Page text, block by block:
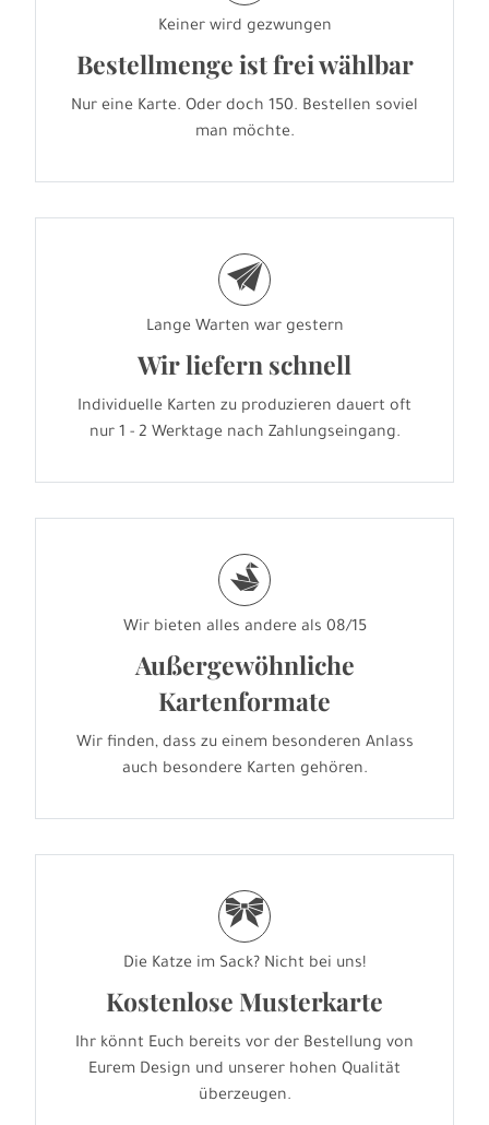
Keiner wird gezwungen
Bestellmenge ist frei wählbar
Nur eine Karte. Oder doch 150. Bestellen soviel
man möchte.
e
Lange Warten war gestern
Wir liefern schnell
Individuelle Karten zu produzieren dauert oft
nur 1 - 2 Werktage nach Zahlungseingang.
s
Wir bieten alles andere als 08/15
Außergewöhnliche
Kartenformate
Wir finden, dass zu einem besonderen Anlass
auch besondere Karten gehören.
r
Die Katze im Sack? Nicht bei uns!
Kostenlose Musterkarte
Ihr könnt Euch bereits vor der Bestellung von
Eurem Design und unserer hohen Qualität
überzeugen.